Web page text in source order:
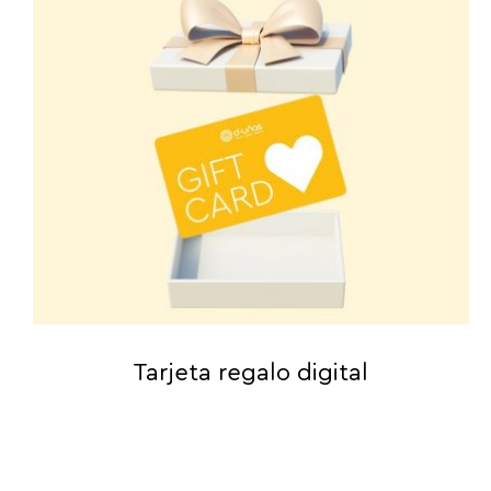
Tarjeta regalo digital